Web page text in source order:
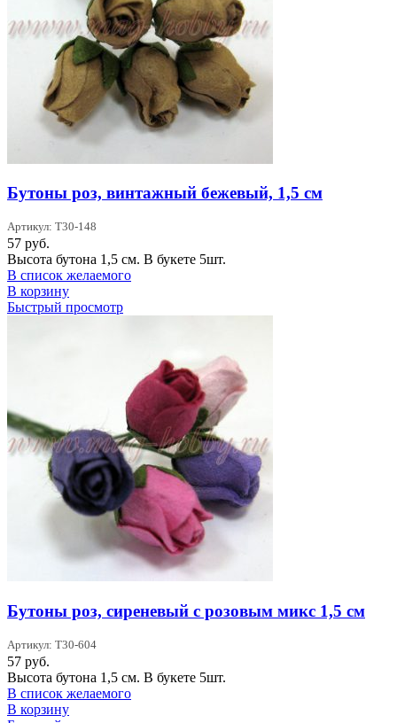
Бутоны роз, винтажный бежевый, 1,5 см
Артикул: T30-148
57 руб.
Высота бутона 1,5 см. В букете 5шт.
В список желаемого
В корзину
Быстрый просмотр
Бутоны роз, сиреневый с розовым микс 1,5 см
Артикул: T30-604
57 руб.
Высота бутона 1,5 см. В букете 5шт.
В список желаемого
В корзину